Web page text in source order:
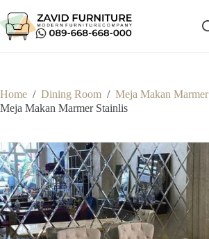
to
content
Home / Dining Room / Meja Makan Marmer
Meja Makan Marmer Stainlis